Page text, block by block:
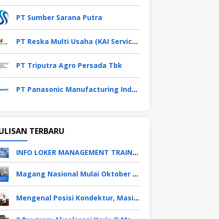
PT Sumber Sarana Putra
PT Reska Multi Usaha (KAI Services)
PT Triputra Agro Persada Tbk
PT Panasonic Manufacturing Indonesia
TERBARU
INFO LOKER MANAGEMENT TRAINEE APRIL 2026
Magang Nasional Mulai Oktober 2025, Fresh Graduate Dapat Gaji UMP Selama 6 Bulan
Mengenal Posisi Kondektur, Masinis, Asisten PPKA, Pemeliharaan Sarana dan Prasarana, Polsuska (Polisi Khusus Kereta Api), di PT KAI